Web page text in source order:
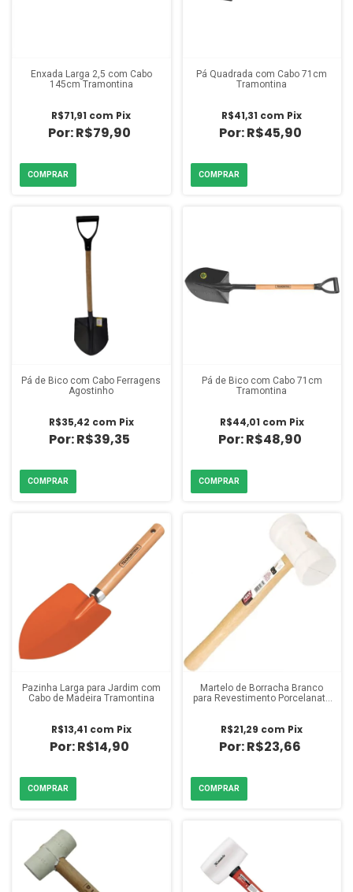
Enxada Larga 2,5 com Cabo
145cm Tramontina
R$79,90
R$71,91 com Pix
Pá Quadrada com Cabo 71cm
Tramontina
R$45,90
R$41,31 com Pix
Pá de Bico com Cabo Ferragens
Agostinho
R$39,35
R$35,42 com Pix
Pá de Bico com Cabo 71cm
Tramontina
R$48,90
R$44,01 com Pix
Pazinha Larga para Jardim com
Cabo de Madeira Tramontina
R$14,90
R$13,41 com Pix
Martelo de Borracha Branco
para Revestimento Porcelanato
R$23,66
R$21,29 com Pix